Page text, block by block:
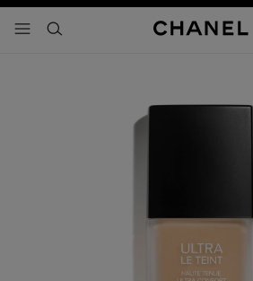
- navegación principal
buscar